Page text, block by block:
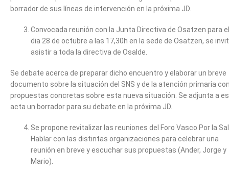
borrador de sus líneas de intervención en la próxima JD.
Convocada reunión con la Junta Directiva de Osatzen para el
dia 28 de octubre a las 17,30h en la sede de Osatzen, se
asistir a toda la directiva de Osalde.
Se debate acerca de preparar dicho encuentro y elaborar un breve
documento sobre la situación del SNS y de la atención primaria
propuestas concretas sobre esta nueva situación. Se adjunta a
acta un borrador para su debate en la próxima JD.
Se propone revitalizar las reuniones del Foro Vasco Por la
Hablar con las distintas organizaciones para celebrar una
reunión en breve y escuchar sus propuestas (Ander, Jorge y
Mario).